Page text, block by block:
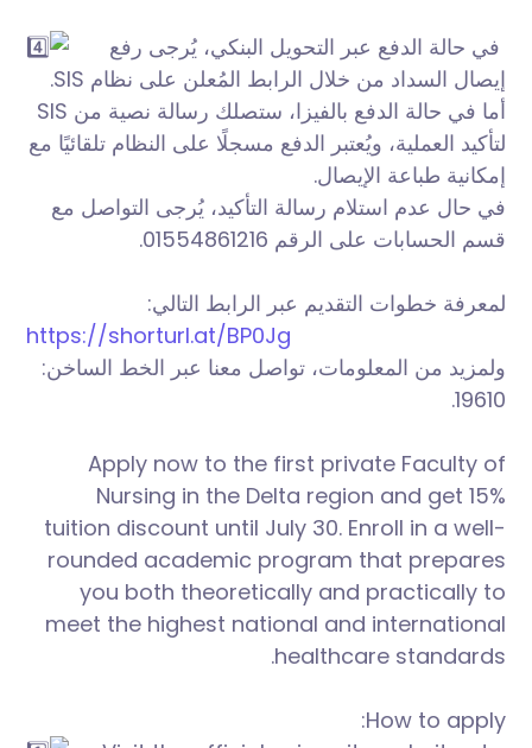
في حالة الدفع عبر التحويل البنكي، يُرجى رفع
إيصال السداد من خلال الرابط المُعلن على نظام SIS.
أما في حالة الدفع بالفيزا، ستصلك رسالة نصية من SIS
لتأكيد العملية، ويُعتبر الدفع مسجلًا على النظام تلقائيًا مع
إمكانية طباعة الإيصال.
في حال عدم استلام رسالة التأكيد، يُرجى التواصل مع
قسم الحسابات على الرقم 01554861216.
لمعرفة خطوات التقديم عبر الرابط التالي:
https://shorturl.at/BP0Jg
ولمزيد من المعلومات، تواصل معنا عبر الخط الساخن:
19610.
Apply now to the first private Faculty of
Nursing in the Delta region and get 15%
tuition discount until July 30. Enroll in a well-
rounded academic program that prepares
you both theoretically and practically to
meet the highest national and international
healthcare standards.
How to apply: